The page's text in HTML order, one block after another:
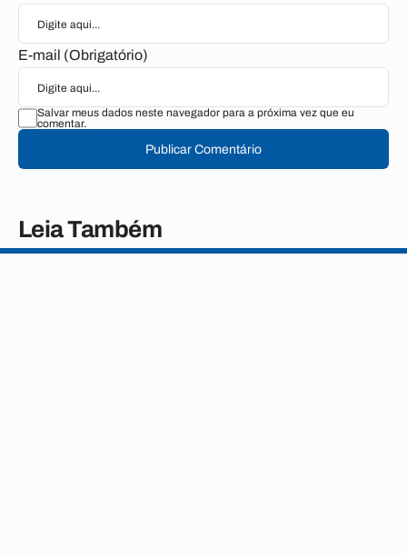
E-mail (Obrigatório)
Salvar meus dados neste navegador para a próxima vez que eu
comentar.
Publicar Comentário
Leia Também